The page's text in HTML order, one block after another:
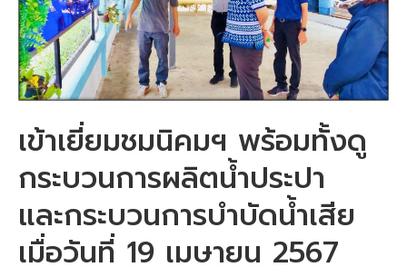
เข้าเยี่ยมชมนิคมฯ พร้อมทั้งดู
กระบวนการผลิตน้ำประปา
และกระบวนการบำบัดน้ำเสีย
เมื่อวันที่ 19 เมษายน 2567